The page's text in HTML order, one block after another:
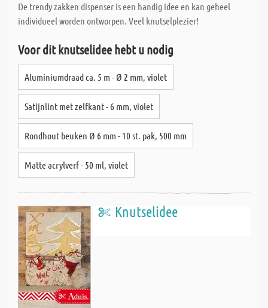
De trendy zakken dispenser is een handig idee en kan geheel
individueel worden ontworpen. Veel knutselplezier!
Voor dit knutselidee hebt u nodig
Aluminiumdraad ca. 5 m - Ø 2 mm, violet
Satijnlint met zelfkant - 6 mm, violet
Rondhout beuken Ø 6 mm - 10 st. pak, 500 mm
Matte acrylverf - 50 ml, violet
Knutselidee